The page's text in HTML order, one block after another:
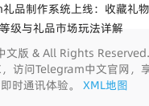
品制作系统上线：收藏礼
级与礼品市场玩法详解
版 & All Rights
访问Telegram中文官网，
时通讯体验。 XML地图